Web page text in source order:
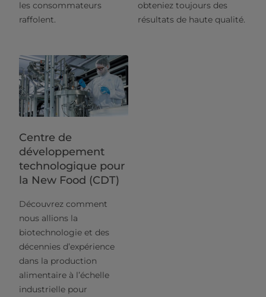
les consommateurs
raffolent.
obteniez toujours des
résultats de haute qualité.
Centre de
développement
technologique pour
la New Food (CDT)
Découvrez comment
nous allions la
biotechnologie et des
décennies d’expérience
dans la production
alimentaire à l’échelle
industrielle pour